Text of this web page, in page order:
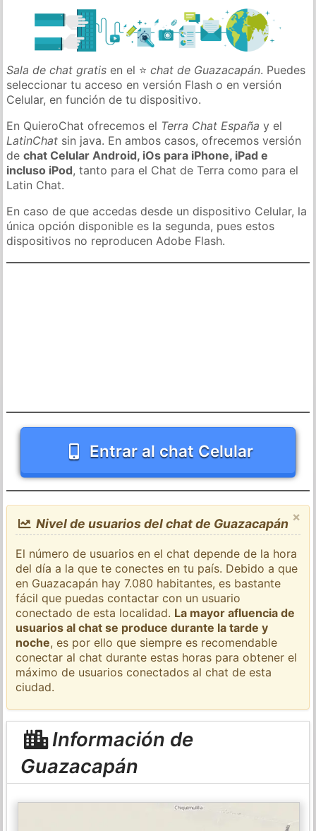
Sala de chat gratis en el ⭐chat de Guazacapán. Puedes
seleccionar tu acceso en versión Flash o en versión
Celular, en función de tu dispositivo.
En QuieroChat ofrecemos el Terra Chat España y el
LatinChat sin java. En ambos casos, ofrecemos versión
dechat Celular Android, iOs para iPhone, iPad e
incluso iPod, tanto para el Chat de Terra como para el
Latin Chat.
En caso de que accedas desde un dispositivo Celular, la
única opción disponible es la segunda, pues estos
dispositivos no reproducen Adobe Flash.
Entrar al chat Celular
×
Nivel de usuarios del chat de Guazacapán
El número de usuarios en el chat depende de la hora
del día a la que te conectes en tu país. Debido a que
en Guazacapán hay 7.080 habitantes, es bastante
fácil que puedas contactar con un usuario
conectado de esta localidad. La mayor afluencia de
usuarios al chat se produce durante la tarde y
noche, es por ello que siempre es recomendable
conectar al chat durante estas horas para obtener el
máximo de usuarios conectados al chat de esta
ciudad.
Información de
Guazacapán